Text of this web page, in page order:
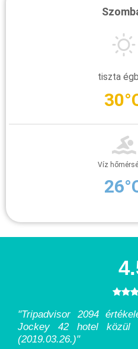
tiszta
Víz
"Tripadvisor 2094
Jockey 42 hotel közül
(2019.03.26.)"